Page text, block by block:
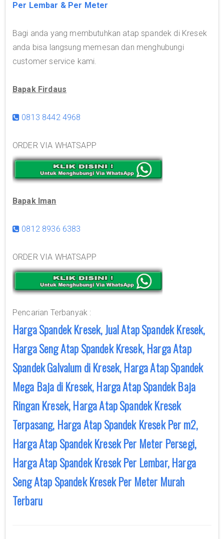
Per Lembar & Per Meter
Bagi anda yang membutuhkan atap spandek di Kresek
anda bisa langsung memesan dan menghubungi
customer service kami.
Bapak Firdaus
0813 8442 4968
ORDER VIA WHATSAPP
Bapak Iman
0812 8936 6383
ORDER VIA WHATSAPP
Pencarian Terbanyak :
Harga Spandek Kresek, Jual Atap Spandek Kresek,
Harga Seng Atap Spandek Kresek, Harga Atap
Spandek Galvalum di Kresek, Harga Atap Spandek
Mega Baja di Kresek, Harga Atap Spandek Baja
Ringan Kresek, Harga Atap Spandek Kresek
Terpasang, Harga Atap Spandek Kresek Per m2,
Harga Atap Spandek Kresek Per Meter Persegi,
Harga Atap Spandek Kresek Per Lembar, Harga
Seng Atap Spandek Kresek Per Meter Murah
Terbaru